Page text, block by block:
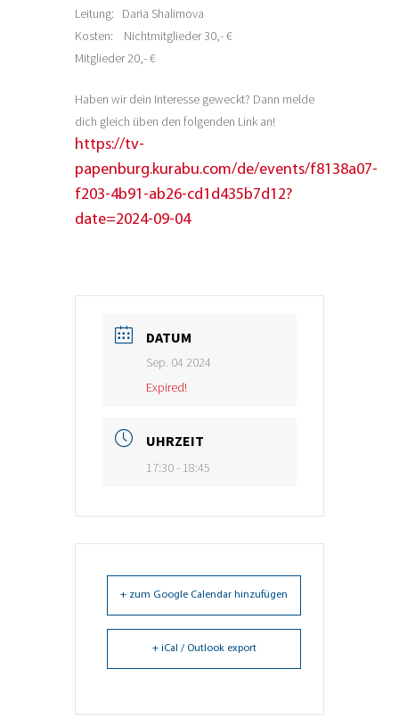
Leitung: Daria Shalimova
Kosten: Nichtmitglieder 30,- €
Mitglieder 20,- €
Haben wir dein Interesse geweckt? Dann melde
dich gleich üben den folgenden Link an!
https://tv-
papenburg.kurabu.com/de/events/f8138a07-
f203-4b91-ab26-cd1d435b7d12?
date=2024-09-04
DATUM
Sep. 04 2024
Expired!
UHRZEIT
17:30 - 18:45
+ zum Google Calendar hinzufügen
+ iCal / Outlook export